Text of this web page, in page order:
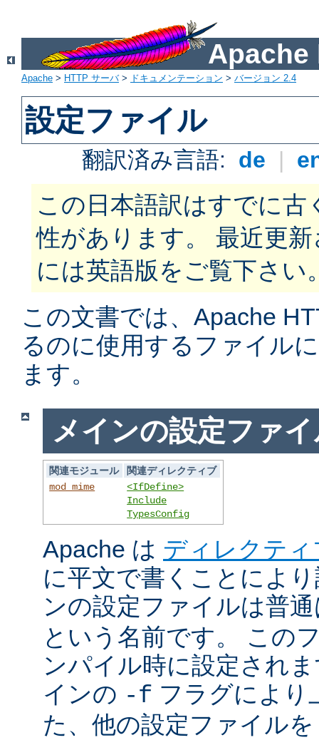
Apache
Apache > HTTP サーバ> ドキュメンテーション > バージョン 2.4
設定ファイル
翻訳済み言語: de |
この日本語訳はすでに古
性があります。 最近更
には英語版をご覧下さい
この文書では、Apache
るのに使用するファイル
ます。
メインの設定ファ
関連モジュール
関連ディレクティブ
mod_mime
<IfDefine>
Include
TypesConfig
Apache は ディレクティ
に平文で書くことによ
ンの設定ファイルは普
という名前です。 この
ンパイル時に設定され
インの -f フラグにより
た、他の設定ファイル